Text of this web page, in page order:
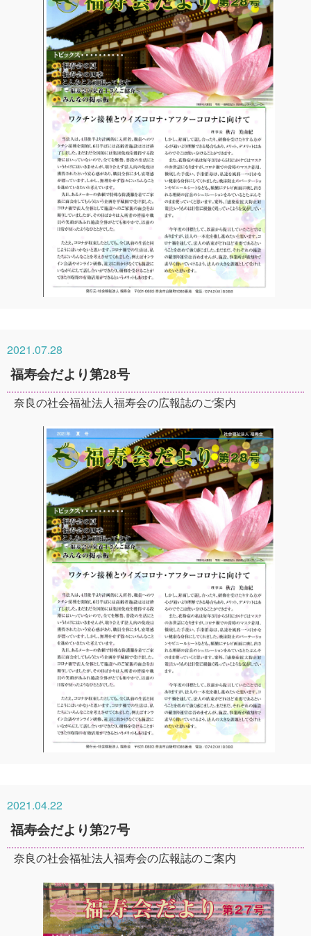
2021.07.28
福寿会だより第28号
奈良の社会福祉法人福寿会の広報誌のご案内
2021.04.22
福寿会だより第27号
奈良の社会福祉法人福寿会の広報誌のご案内